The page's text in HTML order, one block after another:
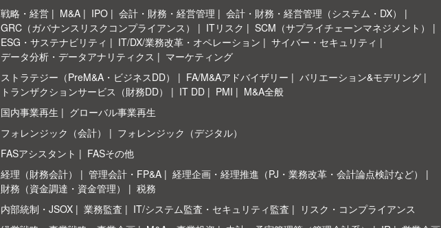
戦略・経営 M&A IPO 会計・財務・経営管理
会計・財務・経営管理（システム・DX）
GRC（ガバナンスリスクコンプライアンス）
ITリスク SCM（サプライチェーンマネジメント）
ESG・サステナビリティ
IT/DX/業務改革・オペレーション
サイバー・セキュリティ
データ分析・データアナリティクス
マーケティング
ストラテジー（PreM&A・ビジネスDD） FA/M&Aアドバイザリー
バリエーション&モデリング
トランザクションサービス（財務DD）
IT DD PMI
M&A全般
国内事業再生
グローバル事業再生
フォレンジック（会計）
フォレンジック（デジタル）
FASアシスタント
FASその他
経理（財務会計） 管理会計・FP&A
経理企画・経理推進（PJ・業務改革・会計論点検討など）
財務（資金調達・資金管理）
税務
内部統制・JSOX 業務監査 IT/システム監査・セキュリティ監査
リスク・コンプライアンス